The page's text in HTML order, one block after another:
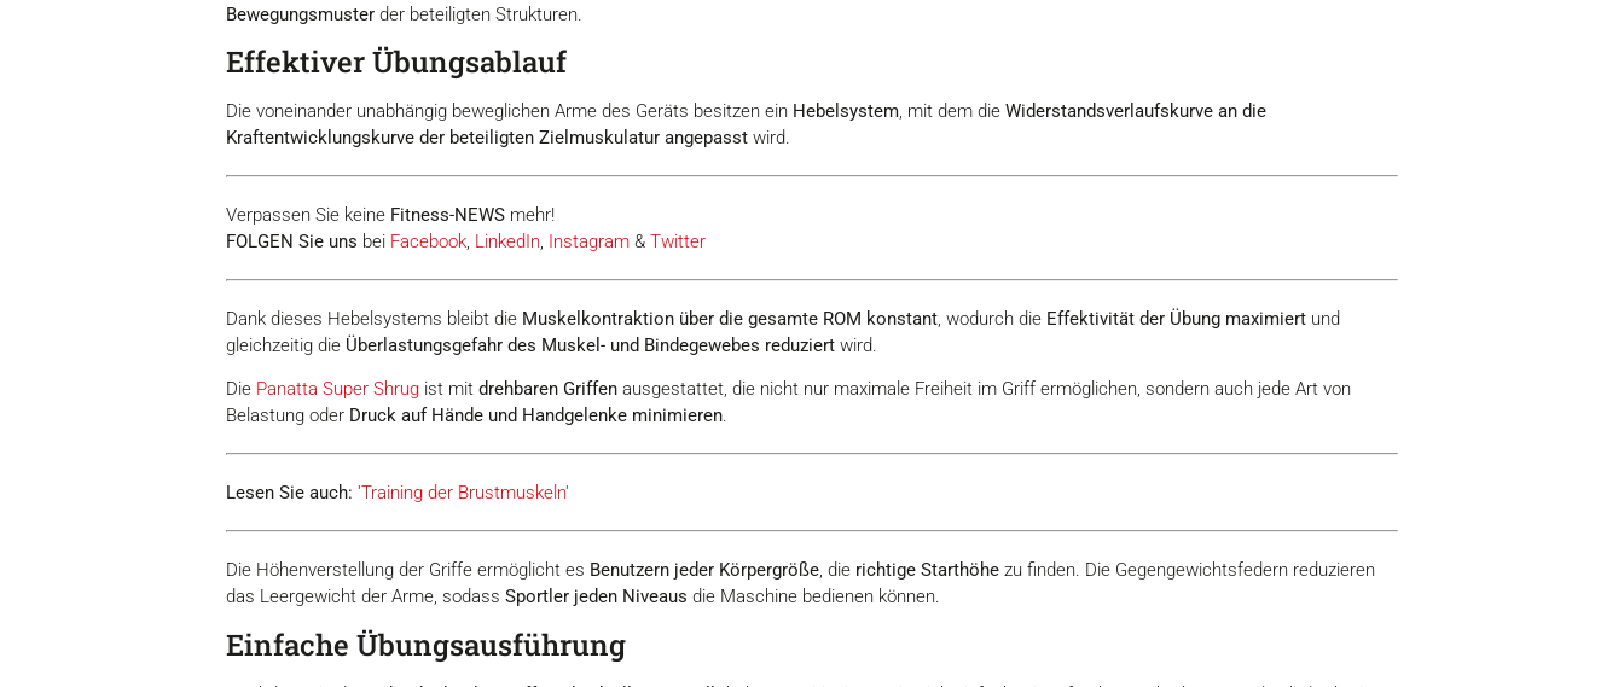
Bewegungsmuster der beteiligten Strukturen.
Effektiver Übungsablauf
Die voneinander unabhängig beweglichen Arme des Geräts besitzen ein Hebelsystem, mit dem die Widerstandsverlaufskurve an die
Kraftentwicklungskurve der beteiligten Zielmuskulatur angepasst wird.
Verpassen Sie keine Fitness-NEWS mehr!
FOLGEN Sie uns bei Facebook, LinkedIn, Instagram & Twitter
Dank dieses Hebelsystems bleibt die Muskelkontraktion über die gesamte ROM konstant, wodurch die Effektivität der Übung maximiert und
gleichzeitig die Überlastungsgefahr des Muskel- und Bindegewebes reduziert wird.
Die Panatta Super Shrug ist mit drehbaren Griffen ausgestattet, die nicht nur maximale Freiheit im Griff ermöglichen, sondern auch jede Art von
Belastung oder Druck auf Hände und Handgelenke minimieren.
Lesen Sie auch: 'Training der Brustmuskeln'
Die Höhenverstellung der Griffe ermöglicht es Benutzern jeder Körpergröße, die richtige Starthöhe zu finden. Die Gegengewichtsfedern reduzieren
das Leergewicht der Arme, sodass Sportler jeden Niveaus die Maschine bedienen können.
Einfache Übungsausführung